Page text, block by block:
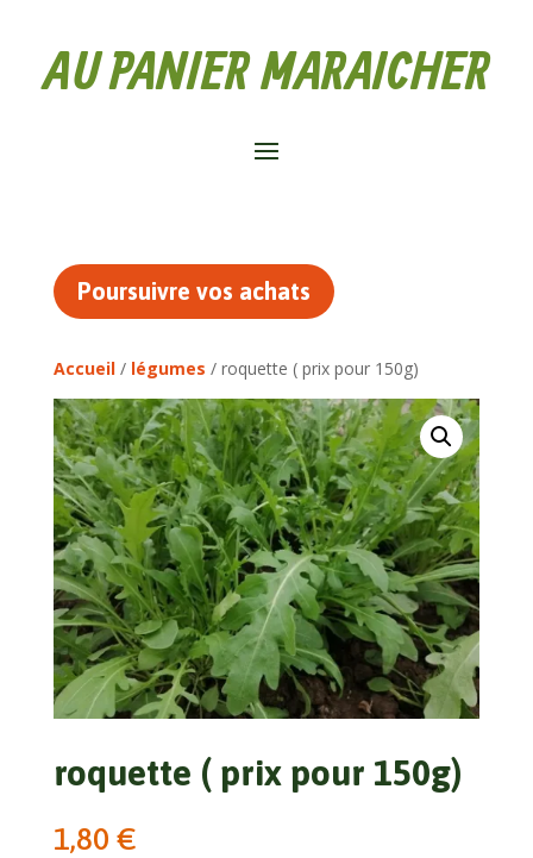
AU PANIER MARAICHER
Poursuivre vos achats
Accueil/ légumes / roquette ( prix pour 150g)
roquette ( prix pour 150g)
1,80 €